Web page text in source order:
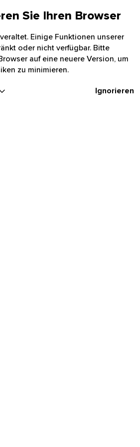
Sie Ihren Browser
Einige Funktionen unserer
oder nicht verfügbar. Bitte
auf eine neuere Version, um
zu minimieren.
Ignorieren